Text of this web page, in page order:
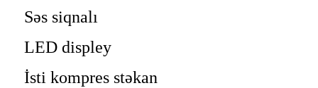
Səs siqnalı
LED displey
İsti kompres stəkan